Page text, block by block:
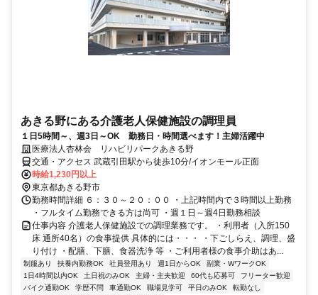
あきる野にある介護老人保健施設の調理員
１日5時間～、週3日～OK 勤務日・時間選べます！主婦活躍中
医療法人杏林会 リハビリパークあきる野
交通・アクセス 武蔵引田駅から徒歩10分/イオンモール正面
時給1,230円以上
東京都あきる野市
勤務時間詳細 ６：３０～２０：００ ・上記時間内で３時間以上勤務
・フルタイム勤務できる方は尚可 ・週１日～週4日勤務相談
仕事内容 介護老人保健施設での調理業務です。 ・利用者（入所150
床 通所40名）の食事提供 具体的には・・・ ・下ごしらえ、調理、盛
り付け ・配膳、下膳、食器洗浄 等 ・ご利用者様の食事介助はあ...
制服あり 扶養内勤務OK 社員登用あり 週1日からOK
副業・WワークOK
1日4時間以内OK
土日祝のみOK 主婦・主夫歓迎 60代も応募可
フリーター歓迎
バイク通勤OK
学歴不問 車通勤OK 職場見学可 平日のみOK
転勤なし